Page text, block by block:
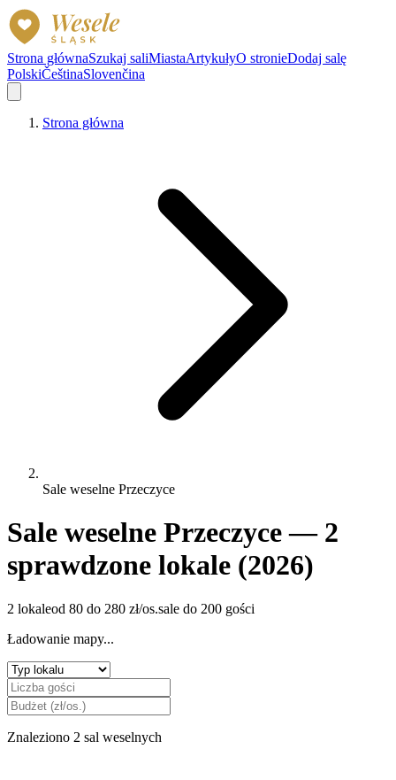
Strona głównaSzukaj saliMiastaArtykułyO stronieDodaj salę
PolskiČeštinaSlovenčina
Strona główna
Sale weselne Przeczyce
Sale weselne Przeczyce — 2
sprawdzone lokale (2026)
2 lokaleod 80 do 280 zł/os.sale do 200 gości
Ładowanie mapy...
Znaleziono 2 sal weselnych